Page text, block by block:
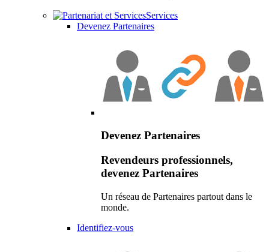
Services
Devenez Partenaires
Devenez Partenaires
Revendeurs professionnels,
devenez Partenaires
Un réseau de Partenaires partout dans le
monde.
Identifiez-vous